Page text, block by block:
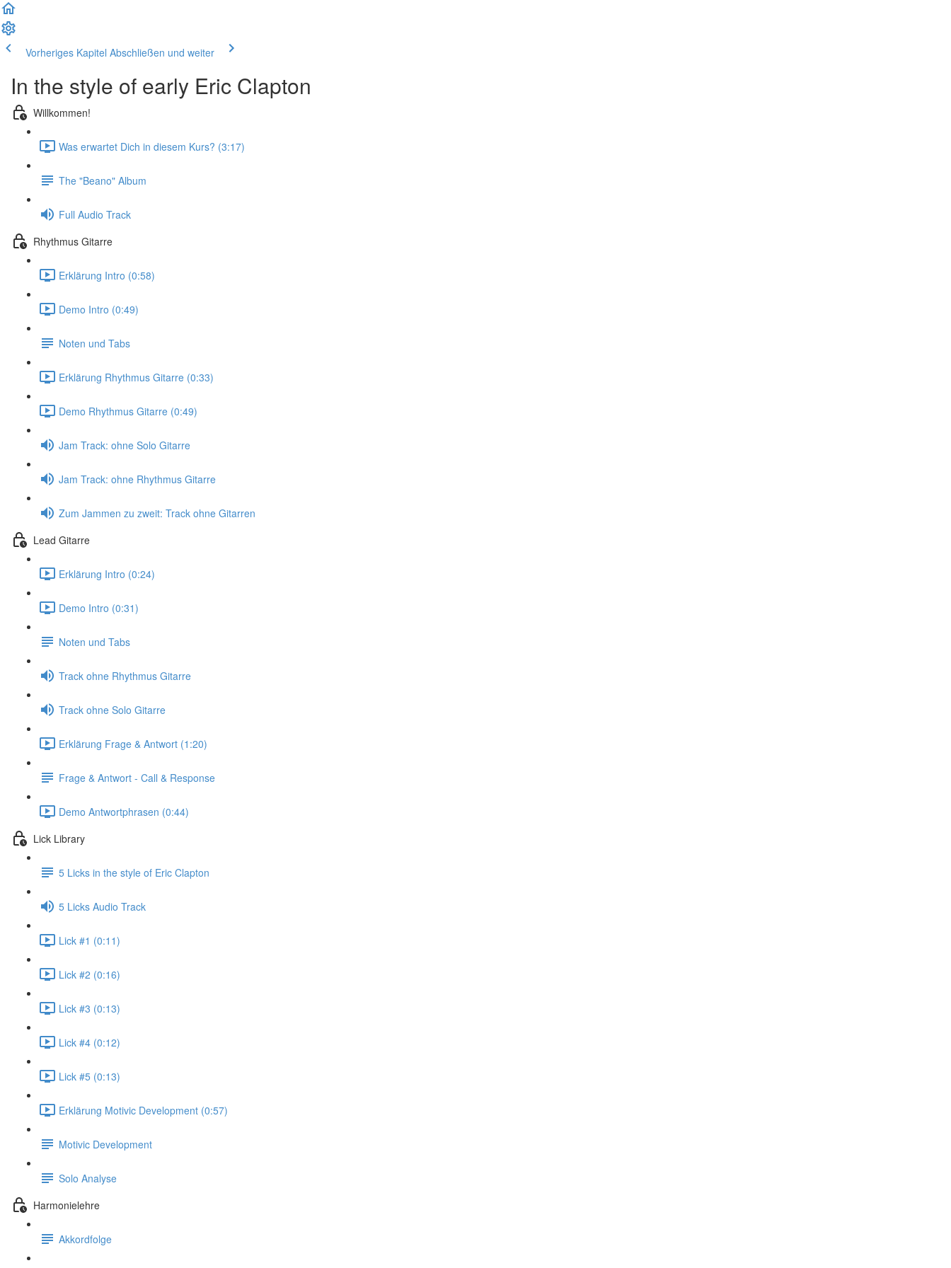
Vorheriges Kapitel Abschließen und weiter
In the style of early Eric Clapton
Willkommen!
Was erwartet Dich in diesem Kurs? (3:17)
The "Beano" Album
Full Audio Track
Rhythmus Gitarre
Erklärung Intro (0:58)
Demo Intro (0:49)
Noten und Tabs
Erklärung Rhythmus Gitarre (0:33)
Demo Rhythmus Gitarre (0:49)
Jam Track: ohne Solo Gitarre
Jam Track: ohne Rhythmus Gitarre
Zum Jammen zu zweit: Track ohne Gitarren
Lead Gitarre
Erklärung Intro (0:24)
Demo Intro (0:31)
Noten und Tabs
Track ohne Rhythmus Gitarre
Track ohne Solo Gitarre
Erklärung Frage & Antwort (1:20)
Frage & Antwort - Call & Response
Demo Antwortphrasen (0:44)
Lick Library
5 Licks in the style of Eric Clapton
5 Licks Audio Track
Lick #1 (0:11)
Lick #2 (0:16)
Lick #3 (0:13)
Lick #4 (0:12)
Lick #5 (0:13)
Erklärung Motivic Development (0:57)
Motivic Development
Solo Analyse
Harmonielehre
Akkordfolge